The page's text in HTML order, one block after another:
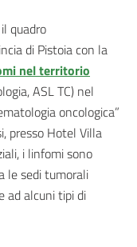
quadro
di Pistoia con la
nel territorio
ASL TC) nel
oncologica”
presso Hotel Villa
i linfomi sono
le sedi tumorali
ad alcuni tipi di